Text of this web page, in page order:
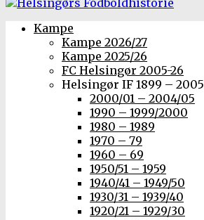
Kampe
Kampe 2026/27
Kampe 2025/26
FC Helsingør 2005-26
Helsingør IF 1899 – 2005
2000/01 – 2004/05
1990 – 1999/2000
1980 – 1989
1970 – 79
1960 – 69
1950/51 – 1959
1940/41 – 1949/50
1930/31 – 1939/40
1920/21 – 1929/30